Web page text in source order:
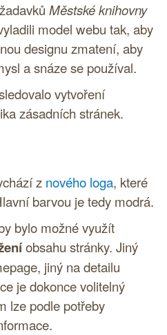
Městské knihovny
model webu tak, aby
designu zmatení, aby
a snáze se používal.
vytvoření
zásadních stránek.
z nového loga, které
barvou je tedy modrá.
bylo možné využít
obsahu stránky. Jiný
jiný na detailu
je dokonce volitelný
lze podle potřeby